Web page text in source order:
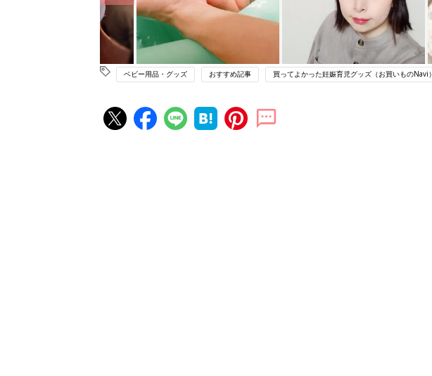
ベビー用品・グッズ おすすめ記事 買ってよかった妊娠育児グッズ（お買いものNavi）